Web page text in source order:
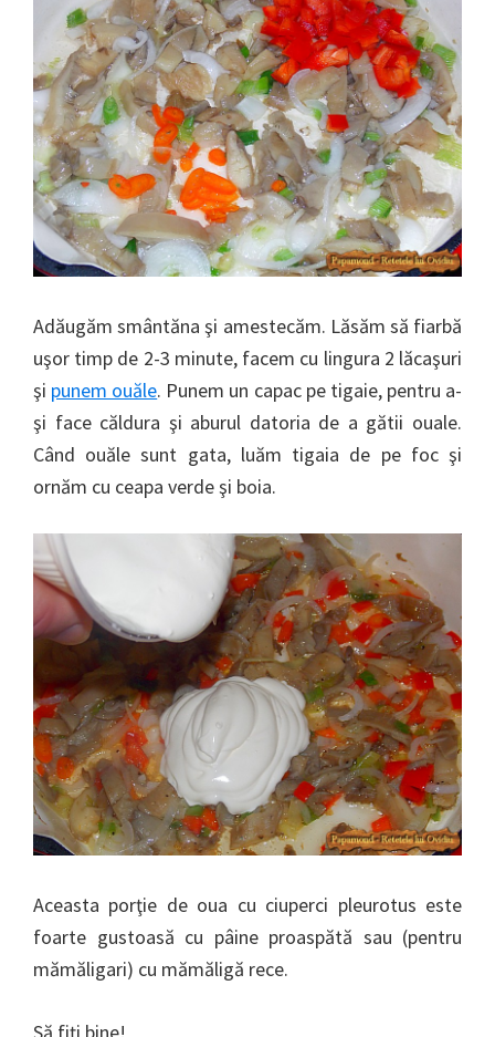
Adăugăm smântăna şi amestecăm. Lăsăm să fiarbă
uşor timp de 2-3 minute, facem cu lingura 2 lăcaşuri
şi punem ouăle. Punem un capac pe tigaie, pentru a-
şi face căldura şi aburul datoria de a gătii ouale.
Când ouăle sunt gata, luăm tigaia de pe foc şi
ornăm cu ceapa verde şi boia.
Aceasta porţie de oua cu ciuperci pleurotus este
foarte gustoasă cu pâine proaspătă sau (pentru
mămăligari) cu mămăligă rece.